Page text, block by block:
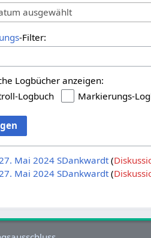
ausgewählt
-Filter:
Logbücher anzeigen:
Logbuch
Markierungs-
Mai 2024 SDankwardt
Mai 2024 SDankwardt